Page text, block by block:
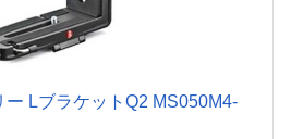
ー LブラケットQ2 MS050M4-